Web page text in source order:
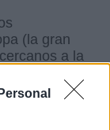
(la gran
a la
de
de